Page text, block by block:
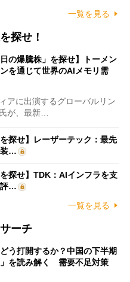
一覧を見る
探せ！
日の爆騰株」を探せ】トーメン
を通じて世界のAIメモリ需
アに出演するグローバルリン
が、最新…
探せ】レーザーテック：最先
装…
探せ】TDK：AIインフラを支
評…
一覧を見る
ーチ
う打開するか？中国の下半期
を読み解く 需要不足対策